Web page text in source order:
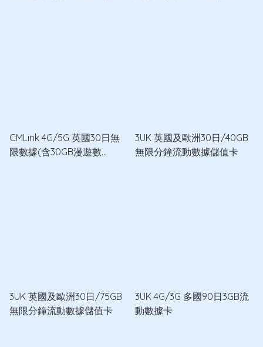
CMLink 4G/5G 英國30日無
限數據(含30GB漫遊數
3UK 英國及歐洲30日/40GB
無限分鐘流動數據儲值卡
3UK 英國及歐洲30日/75GB
無限分鐘流動數據儲值卡
3UK 4G/3G 多國90日3GB流
動數據卡